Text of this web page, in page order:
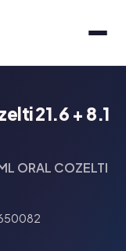
21.6 + 8.1
ORAL COZELTI